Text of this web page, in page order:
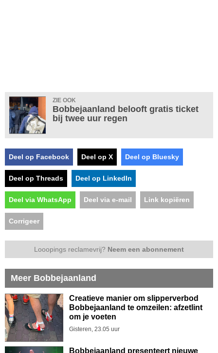
ZIE OOK
Bobbejaanland belooft gratis ticket
bij twee uur regen
Deel op Facebook Deel op X Deel op Bluesky
Deel op Threads Deel op LinkedIn
Deel via WhatsApp Deel via e-mail Link kopiëren
Corrigeer
Looopings reclamevrij? Neem een abonnement
Meer Bobbejaanland
Creatieve manier om slipperverbod
Bobbejaanland te omzeilen: afzetlint
om je voeten
Gisteren, 23.05 uur
Bobbejaanland presenteert nieuwe